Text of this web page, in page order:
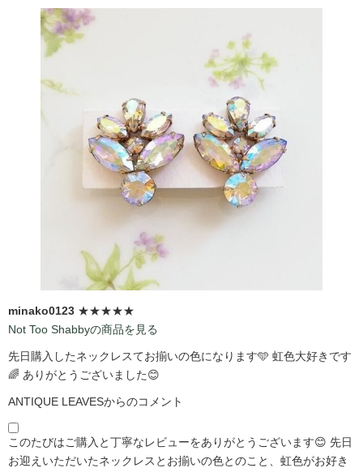
minako0123 ★★★★★
Not Too Shabbyの商品を見る
先日購入したネックレスてお揃いの色になります🩵 虹色大好きです
🌈 ありがとうございました😊
ANTIQUE LEAVESからのコメント
このたびはご購入と丁寧なレビューをありがとうございます😊 先日
お迎えいただいたネックレスとお揃いの色とのこと、虹色がお好き